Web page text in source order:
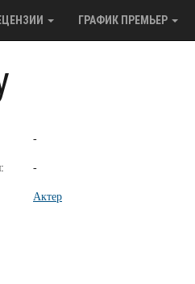
ГРАФИК ПРЕМЬЕР
-
-
Актер